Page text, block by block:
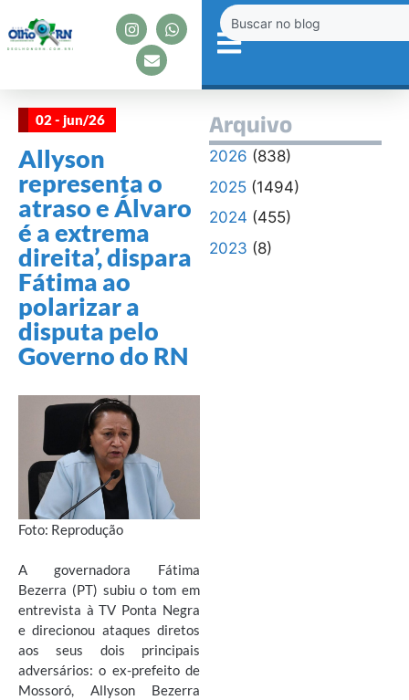
02 - jun/26
Allyson
representa o
atraso e Álvaro
é a extrema
direita’, dispara
Fátima ao
polarizar a
disputa pelo
Governo do RN
Foto: Reprodução
A governadora Fátima
Bezerra (PT) subiu o tom em
entrevista à TV Ponta Negra
e direcionou ataques diretos
aos seus dois principais
adversários: o ex-prefeito de
Mossoró, Allyson Bezerra
Arquivo
2026 (838)
2025(1494)
2024 (455)
2023 (8)